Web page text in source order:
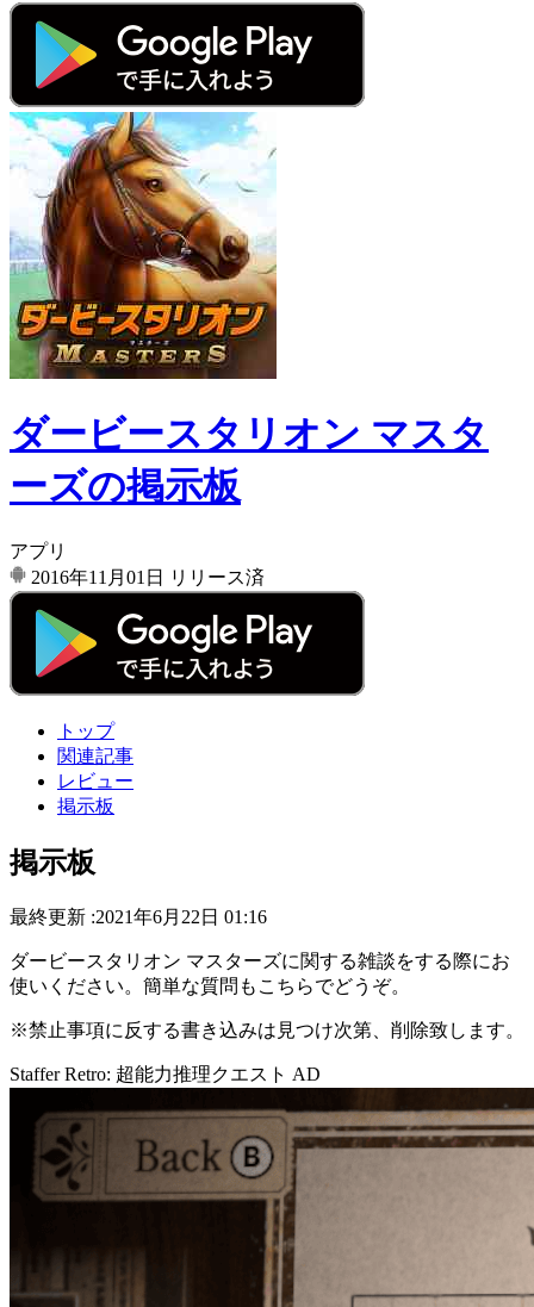
ダービースタリオン マスタ
ーズの掲示板
アプリ
2016年11月01日
リリース済
トップ
関連記事
レビュー
掲示板
掲示板
最終更新 :2021年6月22日 01:16
ダービースタリオン マスターズに関する雑談をする際にお
使いください。簡単な質問もこちらでどうぞ。
※禁止事項に反する書き込みは見つけ次第、削除致します。
Staffer Retro: 超能力推理クエスト AD